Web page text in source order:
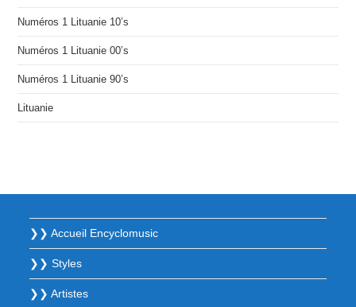
Numéros 1 Lituanie 10’s
Numéros 1 Lituanie 00’s
Numéros 1 Lituanie 90’s
Lituanie
❯❯ Accueil Encyclomusic
❯❯ Styles
❯❯ Artistes